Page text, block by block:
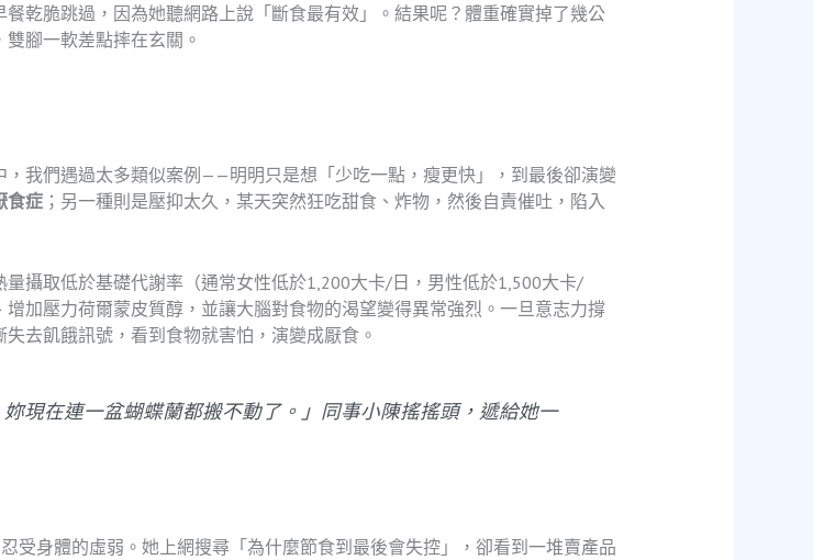
乾脆跳過，因為她聽網路上說「斷食最有效」。結果呢？體重確實掉了幾公
腳一軟差點摔在玄關。
我們遇過太多類似案例——明明只是想「少吃一點，瘦更快」，到最後卻演變
食症；另一種則是壓抑太久，某天突然狂吃甜食、炸物，然後自責催吐，陷入
攝取低於基礎代謝率（通常女性低於1,200大卡/日，男性低於1,500大卡/
加壓力荷爾蒙皮質醇，並讓大腦對食物的渴望變得異常強烈。一旦意志力撐
去飢餓訊號，看到食物就害怕，演變成厭食。
現在連一盆蝴蝶蘭都搬不動了。」同事小陳搖搖頭，遞給她一
身體的虛弱。她上網搜尋「為什麼節食到最後會失控」，卻看到一堆賣產品